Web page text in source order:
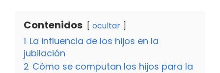
Contenidos ocultar
1 La influencia de los hijos en la
jubilación
2 Cómo se computan los hijos para la